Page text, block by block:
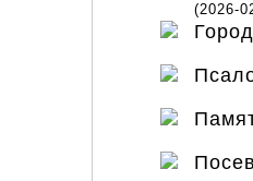
(2026-